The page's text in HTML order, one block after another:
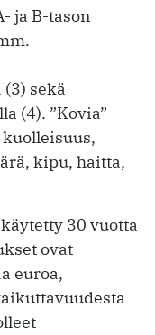
ja B-tason
sekä
(4). ”Kovia”
kipu, haitta,
30 vuotta
ovat
euroa,